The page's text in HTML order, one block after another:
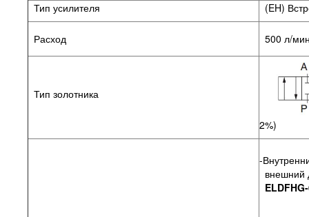
Тип усилителя
(EH)
Расход 500 л/
Тип золотника
2%)
-
внешний